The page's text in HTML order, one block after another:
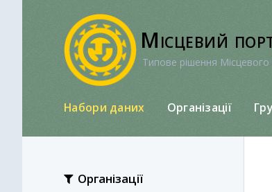
Місцевий
Типове рішення
Набори даних Організації
Організації